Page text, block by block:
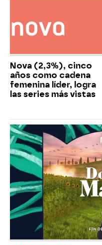
Nova (2,3%), cinco
años como cadena
femenina líder, logra
las series más vistas